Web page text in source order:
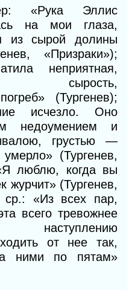
«Рука Эллис
на мои глаза,
из сырой долины
«Призраки»);
неприятная,
сырость,
погреб» (Тургенев);
исчезло. Оно
недоумением и
грустью —
(Тургенев,
люблю, когда вы
журчит» (Тургенев,
ср.: «Из всех пар,
всего тревожнее
от нее так,
ними по пятам»